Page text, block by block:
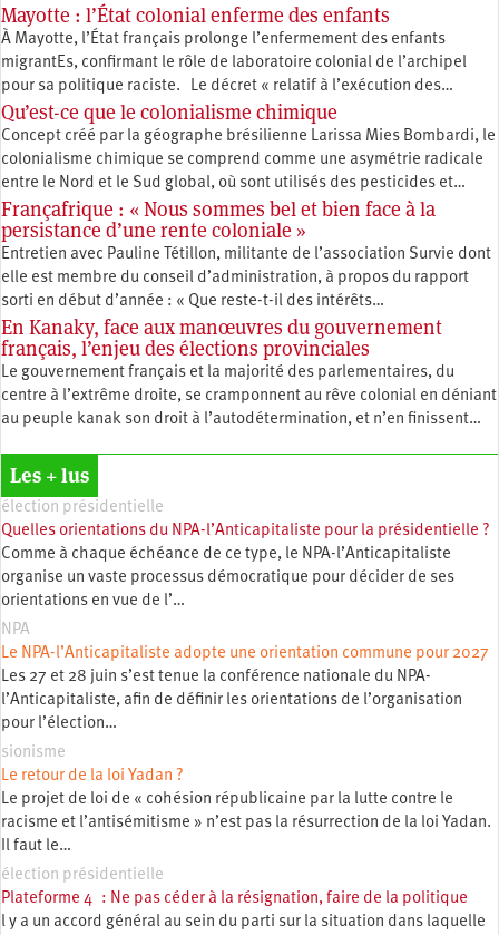
Mayotte : l’État colonial enferme des enfants
À Mayotte, l’État français prolonge l’enfermement des enfants
migrantEs, confirmant le rôle de laboratoire colonial de l’archipel
pour sa politique raciste. Le décret « relatif à l’exécution des…
Qu’est-ce que le colonialisme chimique
Concept créé par la géographe brésilienne Larissa Mies Bombardi, le
colonialisme chimique se comprend comme une asymétrie radicale
entre le Nord et le Sud global, où sont utilisés des pesticides et…
Françafrique : « Nous sommes bel et bien face à la
persistance d’une rente coloniale »
Entretien avec Pauline Tétillon, militante de l’association Survie dont
elle est membre du conseil d’administration, à propos du rapport
sorti en début d’année : « Que reste-t-il des intérêts…
En Kanaky, face aux manœuvres du gouvernement
français, l’enjeu des élections provinciales
Le gouvernement français et la majorité des parlementaires, du
centre à l’extrême droite, se cramponnent au rêve colonial en déniant
au peuple kanak son droit à l’autodétermination, et n’en finissent…
Les + lus
élection présidentielle
Quelles orientations du NPA-l’Anticapitaliste pour la présidentielle ?
Comme à chaque échéance de ce type, le NPA-l’Anticapitaliste
organise un vaste processus démocratique pour décider de ses
orientations en vue de l’…
NPA
Le NPA-l’Anticapitaliste adopte une orientation commune pour 2027
Les 27 et 28 juin s’est tenue la conférence nationale du NPA-
l’Anticapitaliste, afin de définir les orientations de l’organisation
pour l’élection…
sionisme
Le retour de la loi Yadan ?
Le projet de loi de « cohésion républicaine par la lutte contre le
racisme et l’antisémitisme » n’est pas la résurrection de la loi Yadan.
Il faut le…
élection présidentielle
Plateforme 4 : Ne pas céder à la résignation, faire de la politique
l y a un accord général au sein du parti sur la situation dans laquelle